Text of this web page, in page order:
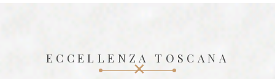
ECCELLENZA TOSCANA